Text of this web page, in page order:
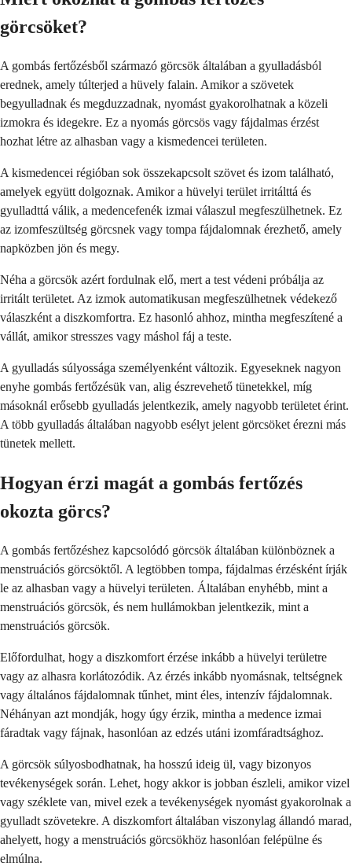
görcsöket?
A gombás fertőzésből származó görcsök általában a gyulladásból
erednek, amely túlterjed a hüvely falain. Amikor a szövetek
begyulladnak és megduzzadnak, nyomást gyakorolhatnak a közeli
izmokra és idegekre. Ez a nyomás görcsös vagy fájdalmas érzést
hozhat létre az alhasban vagy a kismedencei területen.
A kismedencei régióban sok összekapcsolt szövet és izom található,
amelyek együtt dolgoznak. Amikor a hüvelyi terület irritálttá és
gyulladttá válik, a medencefenék izmai válaszul megfeszülhetnek. Ez
az izomfeszültség görcsnek vagy tompa fájdalomnak érezhető, amely
napközben jön és megy.
Néha a görcsök azért fordulnak elő, mert a test védeni próbálja az
irritált területet. Az izmok automatikusan megfeszülhetnek védekező
válaszként a diszkomfortra. Ez hasonló ahhoz, mintha megfeszítené a
vállát, amikor stresszes vagy máshol fáj a teste.
A gyulladás súlyossága személyenként változik. Egyeseknek nagyon
enyhe gombás fertőzésük van, alig észrevehető tünetekkel, míg
másoknál erősebb gyulladás jelentkezik, amely nagyobb területet érint.
A több gyulladás általában nagyobb esélyt jelent görcsöket érezni más
tünetek mellett.
Hogyan érzi magát a gombás fertőzés
okozta görcs?
A gombás fertőzéshez kapcsolódó görcsök általában különböznek a
menstruációs görcsöktől. A legtöbben tompa, fájdalmas érzésként írják
le az alhasban vagy a hüvelyi területen. Általában enyhébb, mint a
menstruációs görcsök, és nem hullámokban jelentkezik, mint a
menstruációs görcsök.
Előfordulhat, hogy a diszkomfort érzése inkább a hüvelyi területre
vagy az alhasra korlátozódik. Az érzés inkább nyomásnak, teltségnek
vagy általános fájdalomnak tűnhet, mint éles, intenzív fájdalomnak.
Néhányan azt mondják, hogy úgy érzik, mintha a medence izmai
fáradtak vagy fájnak, hasonlóan az edzés utáni izomfáradtsághoz.
A görcsök súlyosbodhatnak, ha hosszú ideig ül, vagy bizonyos
tevékenységek során. Lehet, hogy akkor is jobban észleli, amikor vizel
vagy széklete van, mivel ezek a tevékenységek nyomást gyakorolnak a
gyulladt szövetekre. A diszkomfort általában viszonylag állandó marad,
ahelyett, hogy a menstruációs görcsökhöz hasonlóan felépülne és
elmúlna.